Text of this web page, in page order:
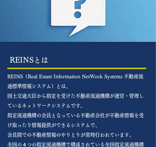
REINSとは
REINS（Real Estate Information NetWork Systems 不動産流
通標準情報システム）とは、
国土交通大臣から指定を受けた不動産流通機構が運営・管理し
ているネットワークシステムです。
指定流通機構の会員となっている不動産会社が不動産情報を受
け取ったり情報提供ができる システムで、
会員間での不動産情報のやりとりが常時行われています。
全国の４つの指定流通機構で構成されている全国指定流通機構